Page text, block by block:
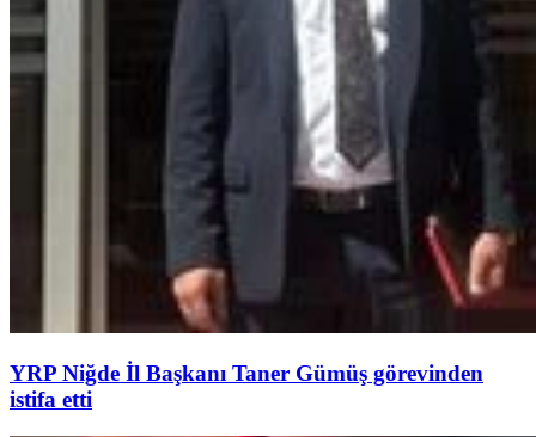
YRP Niğde İl Başkanı Taner Gümüş görevinden
istifa etti